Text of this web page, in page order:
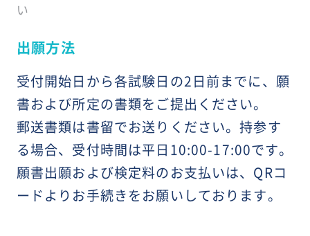
い
出願方法
受付開始日から各試験日の2日前までに、願
書および所定の書類をご提出ください。
郵送書類は書留でお送りください。持参す
る場合、受付時間は平日10:00-17:00です。
願書出願および検定料のお支払いは、QRコ
ードよりお手続きをお願いしております。